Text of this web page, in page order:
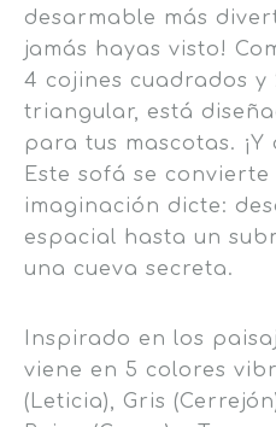
desarmable más
jamás hayas visto!
4 cojines cuadrados y
triangular, está
para tus mascotas.
Este sofá se
imaginación dicte:
espacial hasta un
una cueva secreta.
Inspirado en los
viene en 5 colores
(Leticia), Gris